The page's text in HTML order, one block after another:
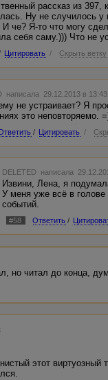
рассказ из
Ну не случилось
че? Я-то что могу
себя саму.))) Что не
Цитировать / Скрыть ветку
написала 29.12.2013 в
не устраивает? Я
это неповторяемо.
/ Цитировать /
DELETED написала
Извини, Лена, я
У меня уже всё в
событий.
#58 Ответить /
но читал до конца,
этот виртуозный